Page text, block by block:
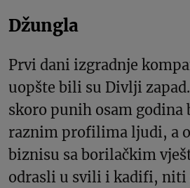
Džungla
Prvi dani izgradnje
uopšte bili su Divlji
skoro punih osam godina
raznim profilima ljudi, a
biznisu sa borilačkim
odrasli u svili i kadifi, niti